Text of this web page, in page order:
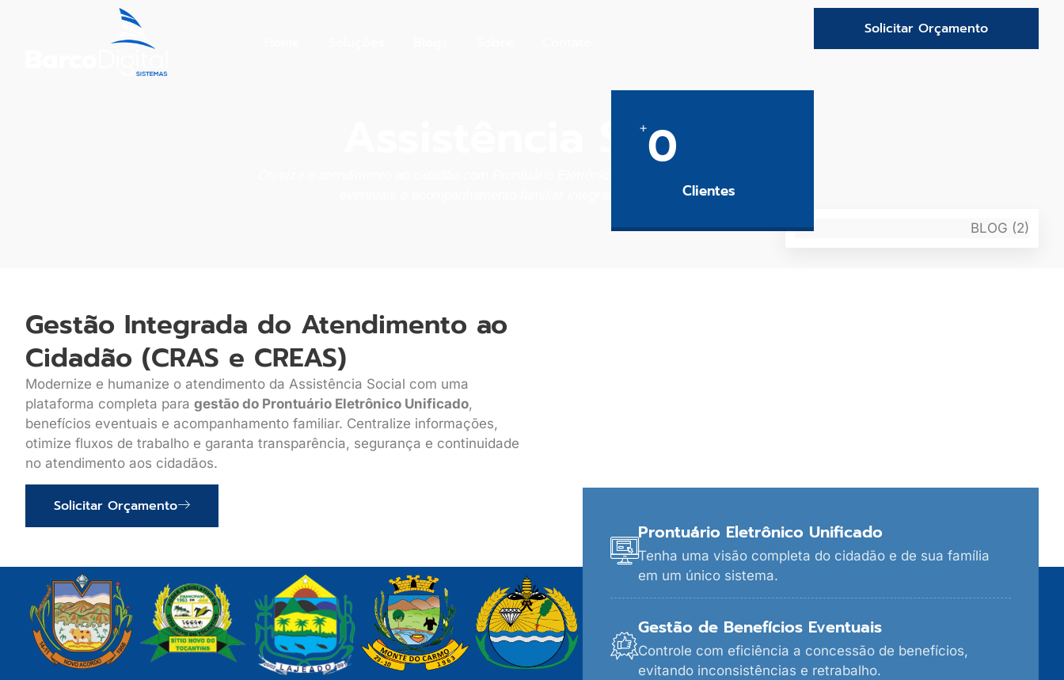
Solicitar Orçamento
Assistência Social
eventuais e acompanhamento familiar integrado (CRAS/CREAS).
Gestão Integrada do Atendimento ao
Cidadão (CRAS e CREAS)
Modernize e humanize o atendimento da Assistência Social com uma
plataforma completa para gestão do Prontuário Eletrônico Unificado,
benefícios eventuais e acompanhamento familiar. Centralize informações,
otimize fluxos de trabalho e garanta transparência, segurança e continuidade
no atendimento aos cidadãos.
Solicitar Orçamento
+0
Clientes
Prontuário Eletrônico Unificado
Tenha uma visão completa do cidadão e de sua família
em um único sistema.
Gestão de Benefícios Eventuais
Controle com eficiência a concessão de benefícios,
evitando inconsistências e retrabalho.